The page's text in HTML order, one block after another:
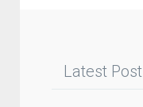
Latest Post